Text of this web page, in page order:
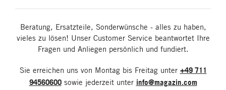
Beratung, Ersatzteile, Sonderwünsche - alles zu haben,
vieles zu lösen! Unser Customer Service beantwortet Ihre
Fragen und Anliegen persönlich und fundiert.
Sie erreichen uns von Montag bis Freitag unter +49 711
94560600sowie jederzeit unter info@magazin.com